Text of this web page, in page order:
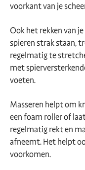
voorkant van je
Ook het rekken van
spieren strak staan,
regelmatig te
met
voeten.
Masseren helpt om
een foam roller of
regelmatig rekt en
afneemt. Het helpt
voorkomen.